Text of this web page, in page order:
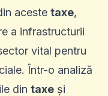
aceste taxe,
a infrastructurii
vital pentru
Într-o analiză
din taxe și